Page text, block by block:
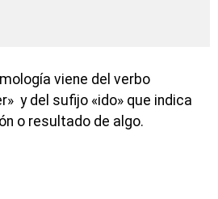
viene del verbo
y del sufijo «ido» que indica
o resultado de algo.